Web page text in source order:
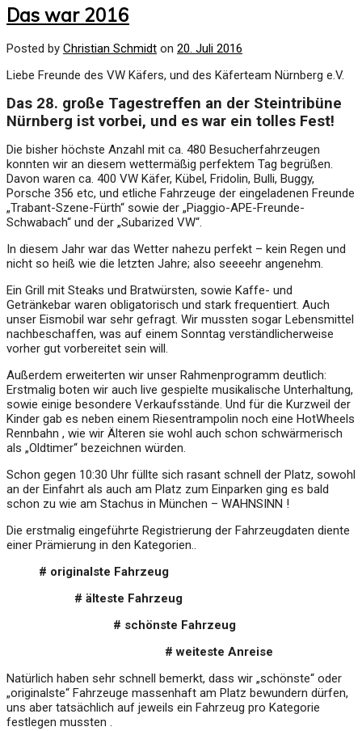
Das war 2016
Posted by Christian Schmidt on 20. Juli 2016
Liebe Freunde des VW Käfers, und des Käferteam Nürnberg e.V.
Das 28. große Tagestreffen an der Steintribüne
Nürnberg ist vorbei, und es war ein tolles Fest!
Die bisher höchste Anzahl mit ca. 480 Besucherfahrzeugen
konnten wir an diesem wettermäßig perfektem Tag begrüßen.
Davon waren ca. 400 VW Käfer, Kübel, Fridolin, Bulli, Buggy,
Porsche 356 etc, und etliche Fahrzeuge der eingeladenen Freunde
„Trabant-Szene-Fürth“ sowie der „Piaggio-APE-Freunde-
Schwabach“ und der „Subarized VW“.
In diesem Jahr war das Wetter nahezu perfekt – kein Regen und
nicht so heiß wie die letzten Jahre; also seeeehr angenehm.
Ein Grill mit Steaks und Bratwürsten, sowie Kaffe- und
Getränkebar waren obligatorisch und stark frequentiert. Auch
unser Eismobil war sehr gefragt. Wir mussten sogar Lebensmittel
nachbeschaffen, was auf einem Sonntag verständlicherweise
vorher gut vorbereitet sein will.
Außerdem erweiterten wir unser Rahmenprogramm deutlich:
Erstmalig boten wir auch live gespielte musikalische Unterhaltung,
sowie einige besondere Verkaufsstände. Und für die Kurzweil der
Kinder gab es neben einem Riesentrampolin noch eine HotWheels
Rennbahn , wie wir Älteren sie wohl auch schon schwärmerisch
als „Oldtimer“ bezeichnen würden.
Schon gegen 10:30 Uhr füllte sich rasant schnell der Platz, sowohl
an der Einfahrt als auch am Platz zum Einparken ging es bald
schon zu wie am Stachus in München – WAHNSINN !
Die erstmalig eingeführte Registrierung der Fahrzeugdaten diente
einer Prämierung in den Kategorien..
# originalste Fahrzeug
# älteste Fahrzeug
# schönste Fahrzeug
# weiteste Anreise
Natürlich haben sehr schnell bemerkt, dass wir „schönste“ oder
„originalste“ Fahrzeuge massenhaft am Platz bewundern dürfen,
uns aber tatsächlich auf jeweils ein Fahrzeug pro Kategorie
festlegen mussten .